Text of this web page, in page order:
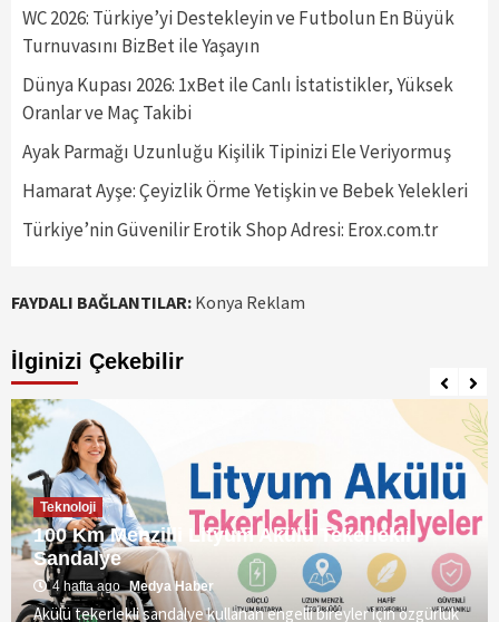
WC 2026: Türkiye’yi Destekleyin ve Futbolun En Büyük
Turnuvasını BizBet ile Yaşayın
Dünya Kupası 2026: 1xBet ile Canlı İstatistikler, Yüksek
Oranlar ve Maç Takibi
Ayak Parmağı Uzunluğu Kişilik Tipinizi Ele Veriyormuş
Hamarat Ayşe: Çeyizlik Örme Yetişkin ve Bebek Yelekleri
Türkiye’nin Güvenilir Erotik Shop Adresi: Erox.com.tr
FAYDALI BAĞLANTILAR: Konya Reklam
İlginizi Çekebilir
Teknoloji
100 Km Menzilli Lityum Akülü Tekerlekli
Sandalye
4 hafta ago Medya Haber
Akülü tekerlekli sandalye kullanan engelli bireyler için özgürlük